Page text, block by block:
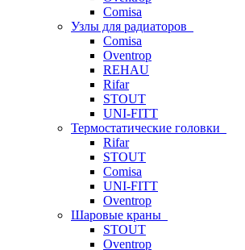
Comisa
Узлы для радиаторов
Comisa
Oventrop
REHAU
Rifar
STOUT
UNI-FITT
Термостатические головки
Rifar
STOUT
Comisa
UNI-FITT
Oventrop
Шаровые краны
STOUT
Oventrop